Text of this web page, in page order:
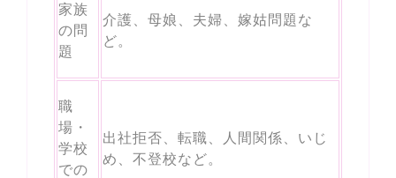
家族
の問
題
介護、母娘、夫婦、嫁姑問題な
ど。
職
場・
学校
での
出社拒否、転職、人間関係、いじ
め、不登校など。